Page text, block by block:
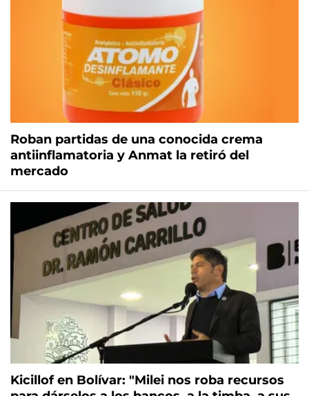
Roban partidas de una conocida crema
antiinflamatoria y Anmat la retiró del
mercado
Kicillof en Bolívar: "Milei nos roba recursos